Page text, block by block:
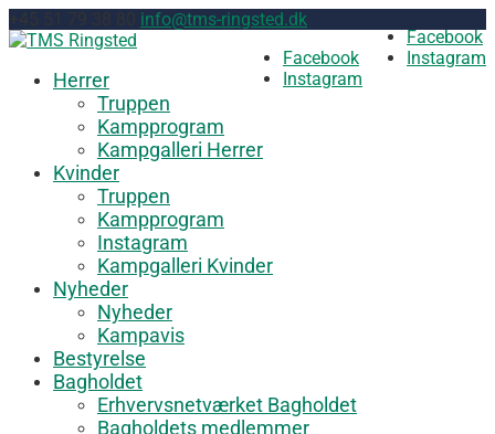
info@tms-ringsted.dk
Facebook
Instagram
Facebook
Instagram
Herrer
Truppen
Kampprogram
Kampgalleri Herrer
Kvinder
Truppen
Kampprogram
Instagram
Kampgalleri Kvinder
Nyheder
Nyheder
Kampavis
Bestyrelse
Bagholdet
Erhvervsnetværket Bagholdet
Bagholdets medlemmer